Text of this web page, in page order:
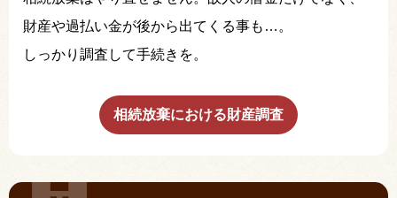
財産や過払い金が後から出てくる事も…。
しっかり調査して手続きを。
相続放棄における財産調査